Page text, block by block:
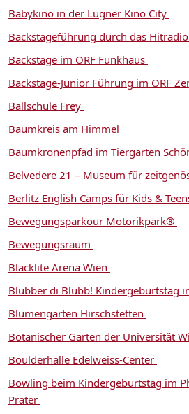
Babykino in der Lugner Kino City
Backstageführung durch das
Backstage im ORF Funkhaus
Backstage-Junior Führung im ORF
Ballschule Frey
Baumkreis am Himmel
Baumkronenpfad im Tiergarten
Belvedere 21 – Museum für
Berlitz English Camps für Kids &
Bewegungsparkour Motorikpark®
Bewegungsraum
Blacklite Arena Wien
Blubber di Blubb! Kindergeburtstag
Blumengärten Hirschstetten
Botanischer Garten der Universität
Boulderhalle Edelweiss-Center
Bowling beim Kindergeburtstag im
Prater